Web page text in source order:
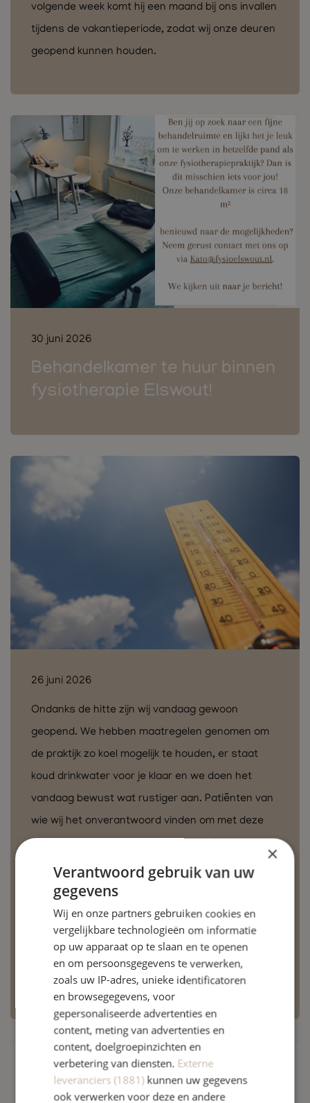
volgende week komt hij een maand bij ons invallen
tijdens de vakantieperiode, zodat wij onze deuren
geopend kunnen houden.
Behandelkamer te huur binnen
fysiotherapie Elswout!
30 juni 2026
26 juni 2026
Ondanks de hitte zijn wij vandaag gewoon
geopend. We hebben maatregelen genomen om
de praktijk zo koel mogelijk te houden, er staat
koud drinkwater voor je klaar en we doen het
vandaag bewust wat rustiger aan. Patiënten van
wie wij het onverantwoord vinden om met deze
persoonlijk gebeld. Zie je het zelf niet zitten om
vandaag te komen? Dat begrijpen we natuurlijk
heel goed. In dat geval kun je je afspraak vandaag
kosteloos, ook op het laatste moment, annuleren.
Zorg goed voor jezelf en neem bij twijfel gerust
contact met ons op.
×
Verantwoord gebruik van uw
gegevens
Wij en onze partners gebruiken cookies en
vergelijkbare technologieën om informatie
op uw apparaat op te slaan en te openen
en om persoonsgegevens te verwerken,
zoals uw IP-adres, unieke identificatoren
en browsegegevens, voor
gepersonaliseerde advertenties en
content, meting van advertenties en
content, doelgroepinzichten en
verbetering van diensten. Externe
leveranciers (1881)kunnen uw gegevens
ook verwerken voor deze en andere